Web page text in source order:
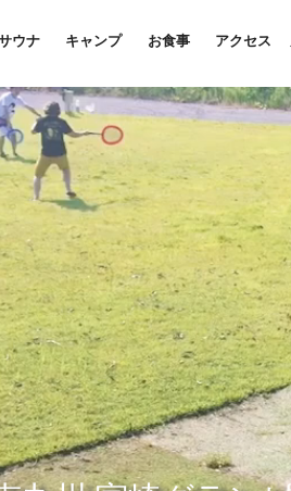
ウナ キャンプ お食事 アクセス